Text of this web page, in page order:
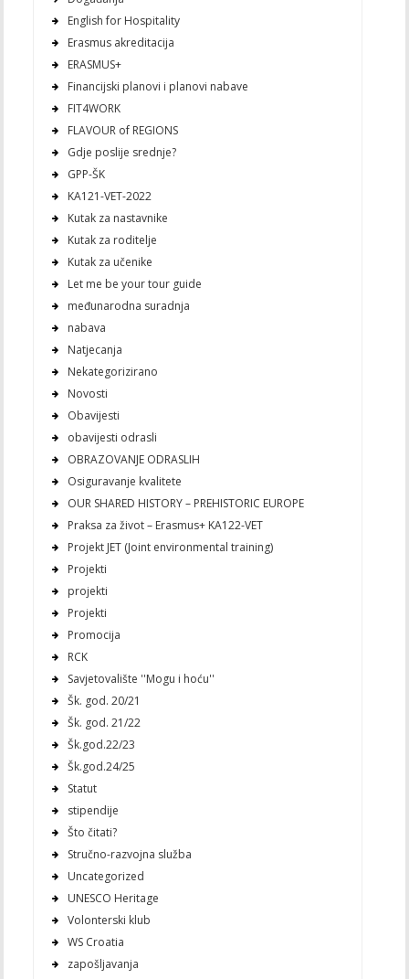
English for Hospitality
Erasmus akreditacija
ERASMUS+
Financijski planovi i planovi nabave
FIT4WORK
FLAVOUR of REGIONS
Gdje poslije srednje?
GPP-ŠK
KA121-VET-2022
Kutak za nastavnike
Kutak za roditelje
Kutak za učenike
Let me be your tour guide
međunarodna suradnja
nabava
Natjecanja
Nekategorizirano
Novosti
Obavijesti
obavijesti odrasli
OBRAZOVANJE ODRASLIH
Osiguravanje kvalitete
OUR SHARED HISTORY – PREHISTORIC EUROPE
Praksa za život – Erasmus+ KA122-VET
Projekt JET (Joint environmental training)
Projekti
projekti
Projekti
Promocija
RCK
Savjetovalište ''Mogu i hoću''
Šk. god. 20/21
Šk. god. 21/22
Šk.god.22/23
Šk.god.24/25
Statut
stipendije
Što čitati?
Stručno-razvojna služba
Uncategorized
UNESCO Heritage
Volonterski klub
WS Croatia
zapošljavanja